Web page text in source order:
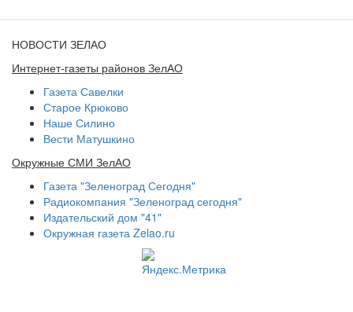
НОВОСТИ ЗЕЛАО
Интернет-газеты районов ЗелАО
Газета Савелки
Старое Крюково
Наше Силино
Вести Матушкино
Окружные СМИ ЗелАО
Газета "Зеленоград Сегодня"
Радиокомпания "Зеленоград сегодня"
Издательский дом "41"
Окружная газета Zelao.ru